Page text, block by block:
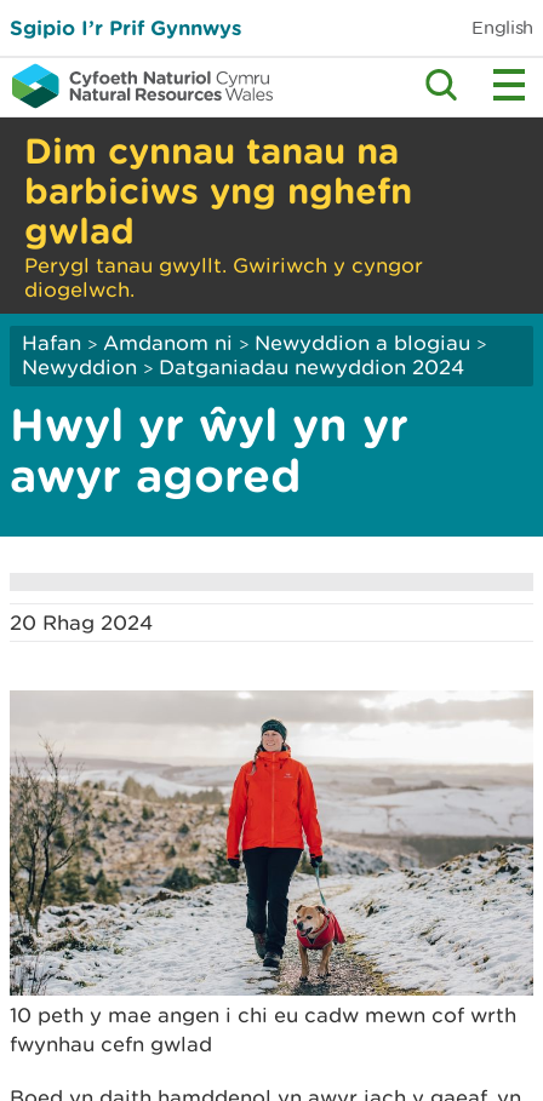
Sgipio I’r Prif Gynnwys English
Dim cynnau tanau na
barbiciws yng nghefn
gwlad
Perygl tanau gwyllt. Gwiriwch y cyngor
diogelwch.
Hafan > Amdanom ni > Newyddion a blogiau >
Newyddion > Datganiadau newyddion 2024
Hwyl yr ŵyl yn yr
awyr agored
20 Rhag 2024
10 peth y mae angen i chi eu cadw mewn cof wrth
fwynhau cefn gwlad